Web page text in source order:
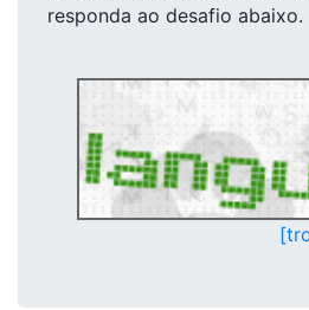
responda ao desafio abaixo.